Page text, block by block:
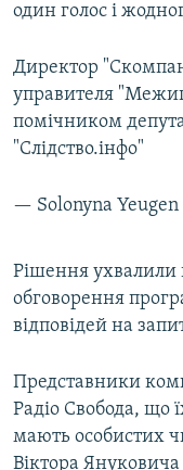
один голос і
Директор
управителя
помічником
"Слідство.інфо"
— Solonyna Yeugen
Рішення ухвалили
обговорення
відповідей на
Представники
Радіо Свобода, що
мають особистих
Віктора